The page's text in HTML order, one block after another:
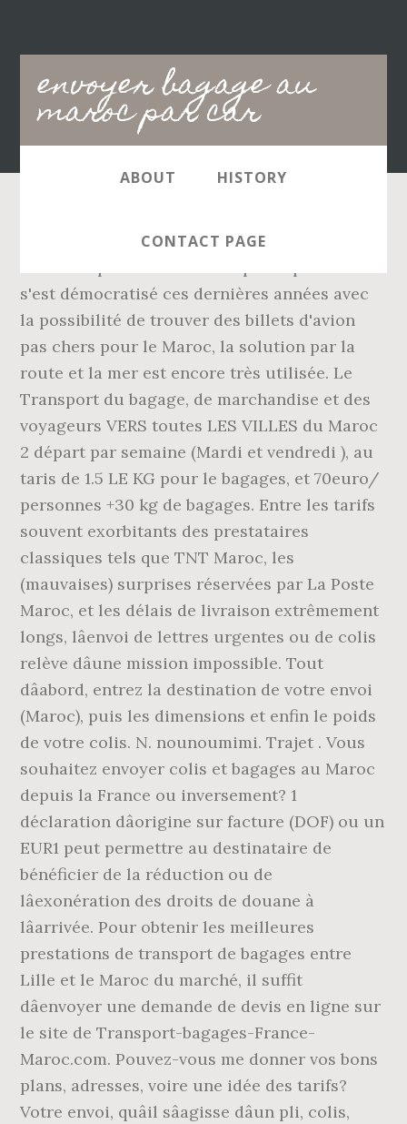
envoyer bagage au
maroc par car
Main
navigation
ABOUT HISTORY
CONTACT PAGE
Déménager au Maroc ou déménager en
s'est démocratisé ces dernières années avec
la possibilité de trouver des billets d'avion
pas chers pour le Maroc, la solution par la
route et la mer est encore très utilisée. Le
Transport du bagage, de marchandise et des
voyageurs VERS toutes LES VILLES du Maroc
2 départ par semaine (Mardi et vendredi ), au
taris de 1.5 LE KG pour le bagages, et 70euro/
personnes +30 kg de bagages. Entre les tarifs
souvent exorbitants des prestataires
classiques tels que TNT Maroc, les
(mauvaises) surprises réservées par La Poste
Maroc, et les délais de livraison extrêmement
longs, lâenvoi de lettres urgentes ou de colis
relève dâune mission impossible. Tout
dâabord, entrez la destination de votre envoi
(Maroc), puis les dimensions et enfin le poids
de votre colis. N. nounoumimi. Trajet . Vous
souhaitez envoyer colis et bagages au Maroc
depuis la France ou inversement? 1
déclaration dâorigine sur facture (DOF) ou un
EUR1 peut permettre au destinataire de
bénéficier de la réduction ou de
lâexonération des droits de douane à
lâarrivée. Pour obtenir les meilleures
prestations de transport de bagages entre
Lille et le Maroc du marché, il suffit
dâenvoyer une demande de devis en ligne sur
le site de Transport-bagages-France-
Maroc.com. Pouvez-vous me donner vos bons
plans, adresses, voire une idée des tarifs?
Votre envoi, quâil sâagisse dâun pli, colis,